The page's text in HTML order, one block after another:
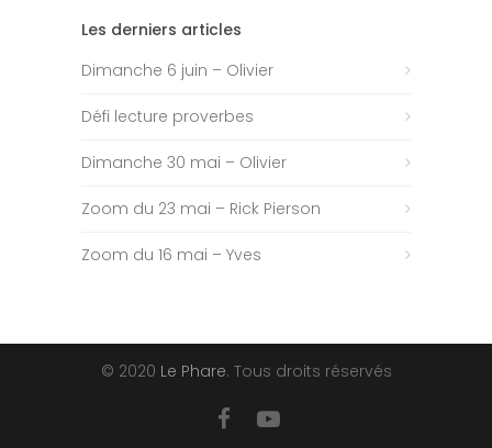
Les derniers articles
Dimanche 6 juin – Olivier
Défi lecture proverbes
Dimanche 30 mai – Olivier
Zoom du 23 mai – Rick Pierson
Zoom du 16 mai – Yves
© 2020 Le Phare. Tous droits réservés